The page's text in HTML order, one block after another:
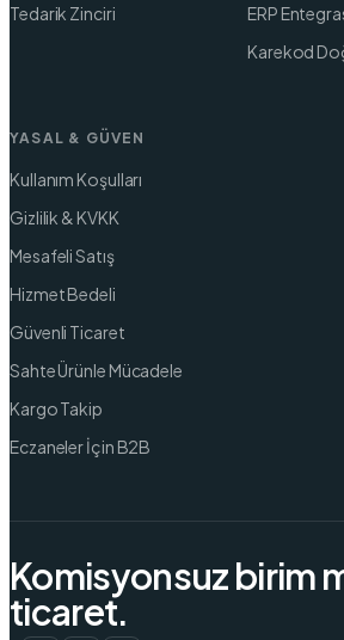
Tedarik Zinciri
ERP
Karekod
YASAL & GÜVEN
Kullanım Koşulları
Gizlilik & KVKK
Mesafeli Satış
Hizmet Bedeli
Güvenli Ticaret
Sahte Ürünle Mücadele
Kargo Takip
Eczaneler İçin B2B
Komisyonsuz birim
ticaret.